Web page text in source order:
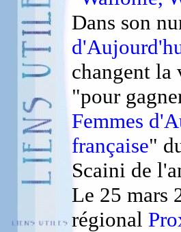
Dans son
changent la
"pour
Femmes
française"
Scaini de
Le 25 mars
régional